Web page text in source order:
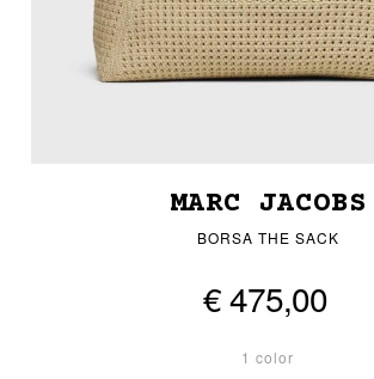
MARC JACOBS
BORSA THE SACK
€ 475,00
1 color